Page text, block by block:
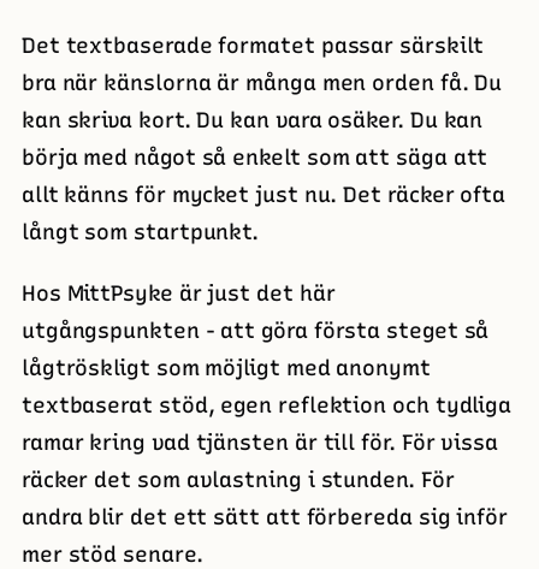
Det textbaserade formatet passar särskilt
bra när känslorna är många men orden få. Du
kan skriva kort. Du kan vara osäker. Du kan
börja med något så enkelt som att säga att
allt känns för mycket just nu. Det räcker ofta
långt som startpunkt.
Hos MittPsyke är just det här
utgångspunkten - att göra första steget så
lågtröskligt som möjligt med anonymt
textbaserat stöd, egen reflektion och tydliga
ramar kring vad tjänsten är till för. För vissa
räcker det som avlastning i stunden. För
andra blir det ett sätt att förbereda sig inför
mer stöd senare.